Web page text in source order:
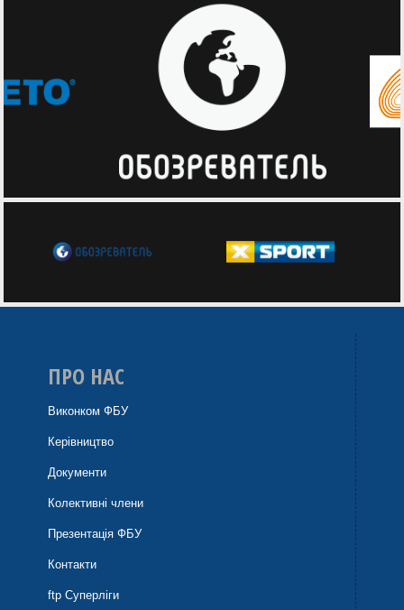
ПРО НАС
Виконком ФБУ
Керівництво
Документи
Колективні члени
Презентація ФБУ
Контакти
ftp Суперліги